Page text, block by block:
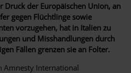
Druck der Europäischen Union, an
gegen Flüchtlinge sowie
vorzugehen, hat in Italien zu
und Misshandlungen durch
Fällen grenzen sie an Folter.
Amnesty International